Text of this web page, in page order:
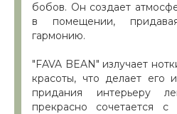
бобов. Он создает
в помещении,
гармонию.
"FAVA BEAN" излучает
красоты, что делает его
придания интерьеру
прекрасно сочетается с